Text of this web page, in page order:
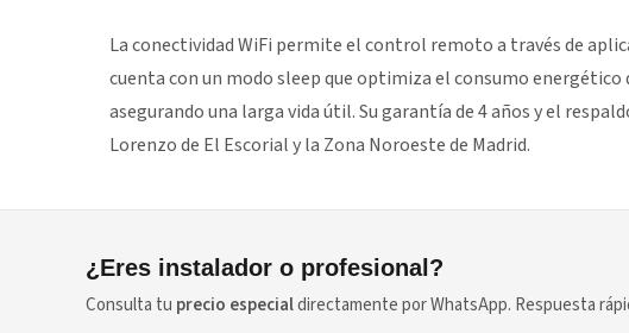
La conectividad WiFi permite el control remoto a través de
cuenta con un modo sleep que optimiza el consumo
asegurando una larga vida útil. Su garantía de 4 años y el
Lorenzo de El Escorial y la Zona Noroeste de Madrid.
¿Eres instalador o profesional?
Consulta tu precio especialdirectamente por WhatsApp. Respuesta